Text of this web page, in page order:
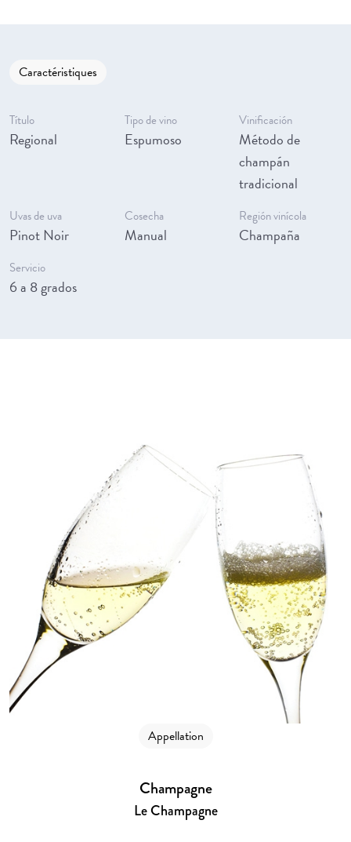
Caractéristiques
Título
Regional
Tipo de vino
Espumoso
Vinificación
Método de
champán
tradicional
Uvas de uva
Pinot Noir
Cosecha
Manual
Región vinícola
Champaña
Servicio
6 a 8 grados
Appellation
Champagne
Le Champagne